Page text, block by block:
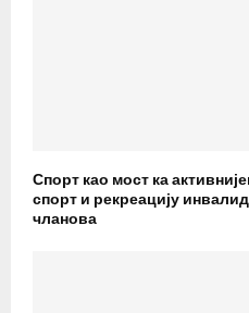
Спорт као мост ка
спорт и рекреацију
чланова